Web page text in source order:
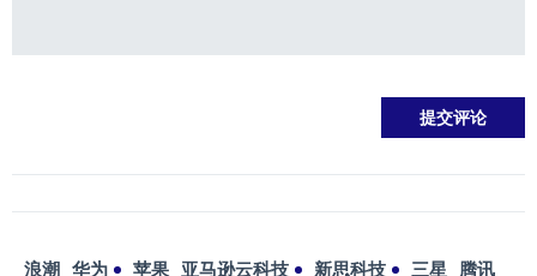
浪潮 华为 苹果 亚马逊云科技 新思科技 三星 腾讯